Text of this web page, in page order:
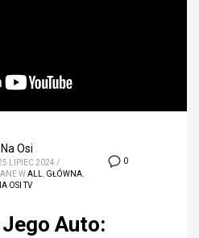
0
Osi
LIPIEC 2024 /
WALL, GŁÓWNA,
OSI TV
Auto: